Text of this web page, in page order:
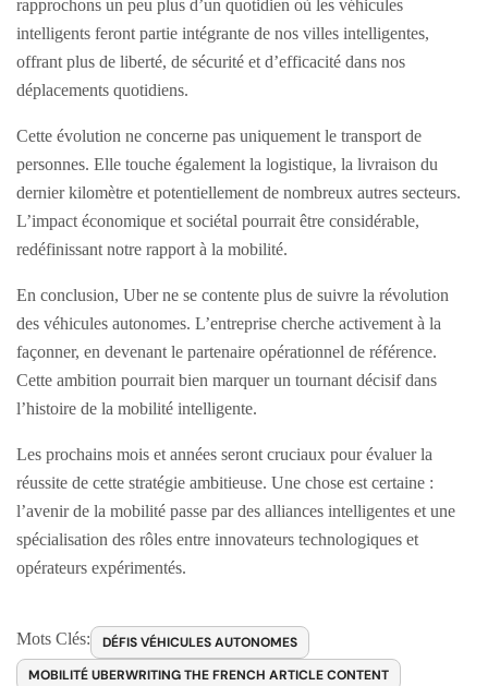
rapprochons un peu plus d’un quotidien où les véhicules
intelligents feront partie intégrante de nos villes intelligentes,
offrant plus de liberté, de sécurité et d’efficacité dans nos
déplacements quotidiens.
Cette évolution ne concerne pas uniquement le transport de
personnes. Elle touche également la logistique, la livraison du
dernier kilomètre et potentiellement de nombreux autres secteurs.
L’impact économique et sociétal pourrait être considérable,
redéfinissant notre rapport à la mobilité.
En conclusion, Uber ne se contente plus de suivre la révolution
des véhicules autonomes. L’entreprise cherche activement à la
façonner, en devenant le partenaire opérationnel de référence.
Cette ambition pourrait bien marquer un tournant décisif dans
l’histoire de la mobilité intelligente.
Les prochains mois et années seront cruciaux pour évaluer la
réussite de cette stratégie ambitieuse. Une chose est certaine :
l’avenir de la mobilité passe par des alliances intelligentes et une
spécialisation des rôles entre innovateurs technologiques et
opérateurs expérimentés.
Mots Clés:
DÉFIS VÉHICULES AUTONOMES
MOBILITÉ UBERWRITING THE FRENCH ARTICLE CONTENT